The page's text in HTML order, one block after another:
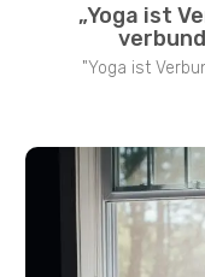
„Yoga ist
"Yoga ist